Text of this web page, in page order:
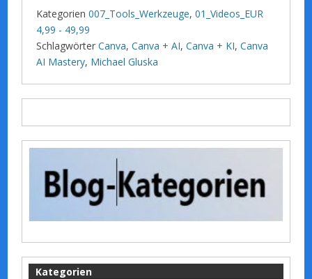
Kategorien 007_Tools_Werkzeuge,01_Videos_EUR
4,99 - 49,99
Schlagwörter Canva,Canva + AI,Canva + KI,Canva
AI Mastery, Michael Gluska
Kategorien